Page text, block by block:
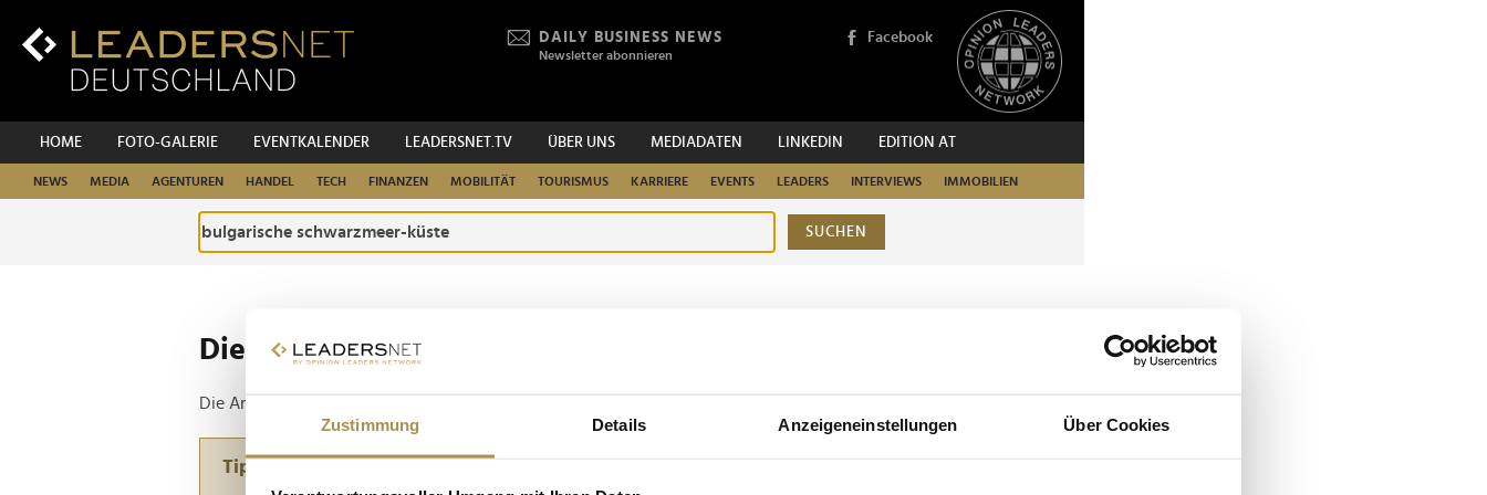
Zustimmung Details Anzeigeneinstellungen Über Cookies
Inhalt
DAILY BUSINESS NEWS
Newsletter abonnieren
Facebook
HOME FOTO-GALERIE EVENTKALENDER LEADERSNET.TV ÜBER UNS MEDIADATEN LINKEDIN EDITION AT
NEWS MEDIA AGENTUREN HANDEL TECH FINANZEN MOBILITÄT TOURISMUS KARRIERE EVENTS LEADERS INTERVIEWS IMMOBILIEN
SUCHEN
Die ganze Website durchsuchen
Die Anfrage ergab 1 Treffer.
Tipp